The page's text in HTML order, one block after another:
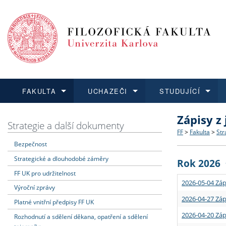
FAKULTA
Dozvědět se více
Struktura
Strategie
Podpora
UCHAZEČI
Podat přihlášku
Co
Učitelské
STUDUJÍCÍ
Dozvědět se více
Rigorózní
Dozvědět se více
O vědě a
Granty a
Dozvědět se více
Aktuální
Strategie a další dokumenty
Bezpečnost
Strategické a dlouhodobé záměry
FF UK pro udržitelnost
Výroční zprávy
Platné vnitřní předpisy FF UK
Rozhodnutí a sdělení děkana, opatření a sdělení
Zápisy
FF > Fakulta >
Rok 2026
2026-05-04
2026-04-27
2026-04-20